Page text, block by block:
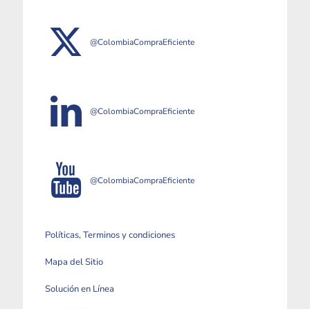
@ColombiaCompraEficiente
@ColombiaCompraEficiente
@ColombiaCompraEficiente
Políticas, Terminos y condiciones
Mapa del Sitio
Solución en Línea